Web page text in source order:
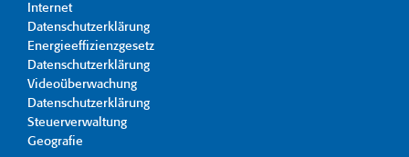
Internet
Datenschutzerklärung
Energieeffizienzgesetz
Datenschutzerklärung
Videoüberwachung
Datenschutzerklärung
Steuerverwaltung
Geografie